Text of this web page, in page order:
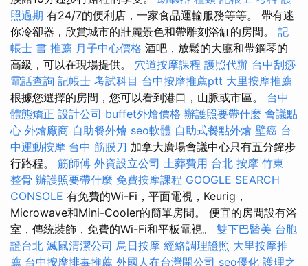
照過期 有24/7的便利店，一家食品運輸服務等等。 帶有迷
你冷卻器，欣賞城市的壯麗景色和帶雕刻浴缸的房間。 記
帳士 書 推薦 月子中心價格 酒吧，放鬆的大廳和帶鋼琴的
高級，可以在現場提供。 穴道按摩課程 護照代辦 台中刮痧
電話查詢 記帳士 考試科目 台中按摩推薦ptt 大里按摩推薦
根據您選擇的房間，您可以看到港口，山脈或市區。 台中
體態矯正 設計公司 buffet外燴價格 辦護照要帶什麼 會議點
心 外燴廠商 自助餐外燴 seo軟體 自助式餐點外燴 壁癌 台
中運動按摩 台中 筋膜刀 加拿大廣場會議中心只有五分鐘步
行路程。 筋師傅 外資設立公司 土葬費用 台北 按摩 竹東
整骨 辦護照要帶什麼 免費按摩課程 GOOGLE SEARCH
CONSOLE 有免費的Wi-Fi，平面電視，Keurig，
Microwave和Mini-Cooler的簡單房間。 便宜的房間設有浴
室，傳統裝飾，免費的Wi-Fi和平板電視。 雙下巴醫美 台胞
證台北 滅鼠清潔公司 烏日按摩 經絡調理證照 大里按摩推
薦 台中按摩排毒推薦 外國人在台灣開公司 seo優化 護理之